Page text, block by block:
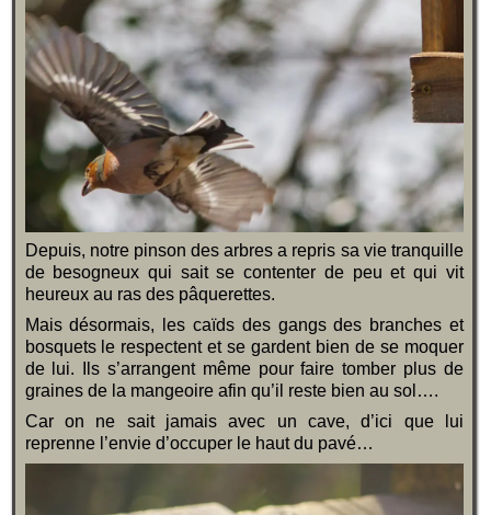
Depuis, notre pinson des arbres a repris sa vie tranquille
de besogneux qui sait se contenter de peu et qui vit
heureux au ras des pâquerettes.
Mais désormais, les caïds des gangs des branches et
bosquets le respectent et se gardent bien de se moquer
de lui. Ils s’arrangent même pour faire tomber plus de
graines de la mangeoire afin qu’il reste bien au sol….
Car on ne sait jamais avec un cave, d’ici que lui
reprenne l’envie d’occuper le haut du pavé…